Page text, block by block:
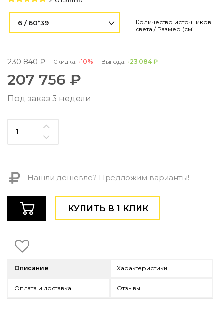
Контемпорари
Производство архитектурного и декоративного
Мебель
Столы и столики
Кровати и матрасы
Полки и стеллажи
Консоли
Производство мебели на заказ Romatti
Корпусная мебель на заказ
Мебель для ванной
Офисная мебель
Фитнес и wellness-оборудование
INTERRA — Soft Modern
Количество источников
света / Размер (см)
6 / 60*39
230 840 ₽ Скидка: -10% Выгода: -23 084 ₽
207 756 ₽
Под заказ 3 недели
Нашли дешевле? Предложим варианты!
КУПИТЬ В 1 КЛИК
Описание Характеристики
Оплата и доставка Отзывы